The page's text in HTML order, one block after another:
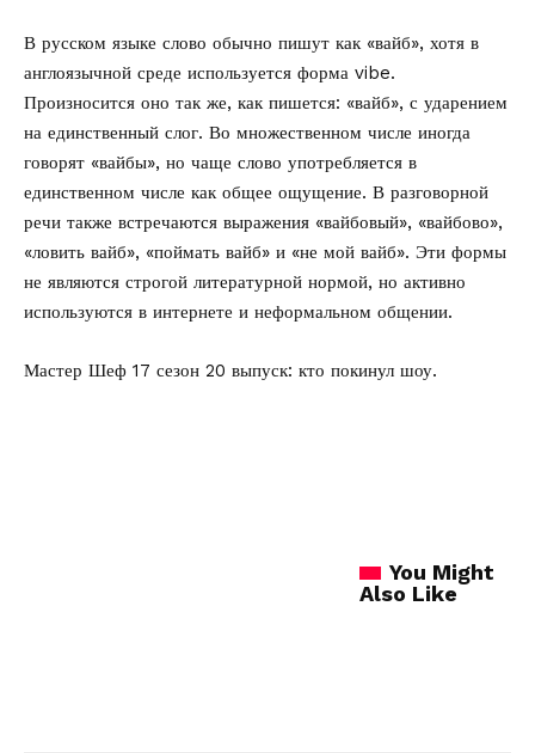
В русском языке слово обычно пишут как «вайб», хотя в
англоязычной среде используется форма vibe.
Произносится оно так же, как пишется: «вайб», с ударением
на единственный слог. Во множественном числе иногда
говорят «вайбы», но чаще слово употребляется в
единственном числе как общее ощущение. В разговорной
речи также встречаются выражения «вайбовый», «вайбово»,
«ловить вайб», «поймать вайб» и «не мой вайб». Эти формы
не являются строгой литературной нормой, но активно
используются в интернете и неформальном общении.
Мастер Шеф 17 сезон 20 выпуск: кто покинул шоу.
You Might
Also Like